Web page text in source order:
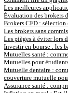
Les meilleures
Évaluation des brokers
Brokers CFD : sélection
Les brokers sans
Les pièges à éviter lors
Investir en bourse : les
Mutuelles santé :
Mutuelles pour
Mutuelle dentaire :
couverture mutuelle
Assurance santé :